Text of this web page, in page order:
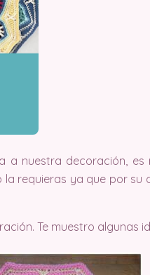
nuestra decoración, es
requieras ya que por su
Te muestro algunas